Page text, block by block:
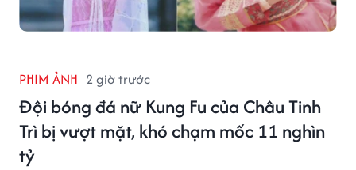
PHIM ẢNH 2 giờ trước
Đội bóng đá nữ Kung Fu của Châu Tinh
Trì bị vượt mặt, khó chạm mốc 11 nghìn
tỷ